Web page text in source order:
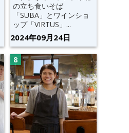
の立ち食いそば
「SUBA」とワインショ
ップ「VIRTUS」...
2024年09月24日